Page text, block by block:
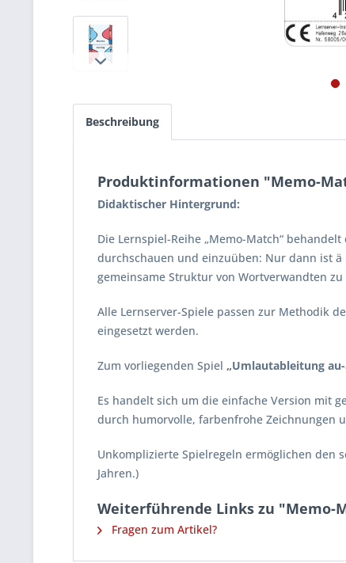
Beschreibung
Produktinformationen "Memo-
Didaktischer Hintergrund:
Die Lernspiel-Reihe „Memo-Match“ behandelt
durchschauen und einzuüben: Nur dann ist
gemeinsame Struktur von Wortverwandten
Alle Lernserver-Spiele passen zur Methodik
eingesetzt werden.
Zum vorliegenden Spiel „Umlautableitung
Es handelt sich um die einfache Version mit
durch humorvolle, farbenfrohe Zeichnungen
Unkomplizierte Spielregeln ermöglichen den
Jahren.)
Weiterführende Links zu
Fragen zum Artikel?